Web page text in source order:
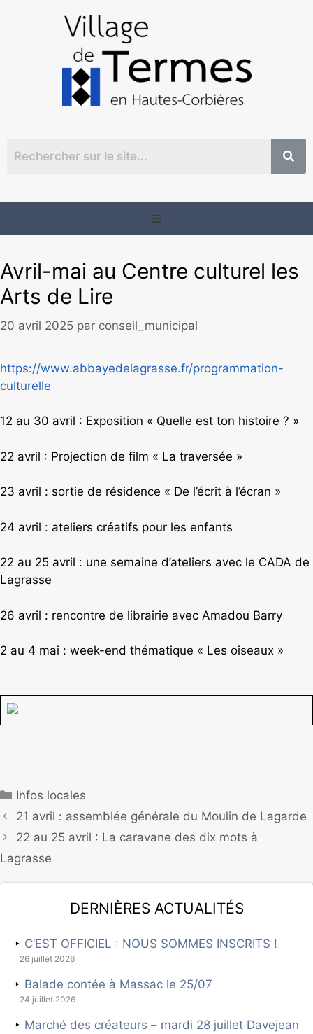
Avril-mai au Centre culturel les
Arts de Lire
20 avril 2025 par conseil_municipal
https://www.abbayedelagrasse.fr/programmation-
culturelle
12 au 30 avril : Exposition « Quelle est ton histoire ? »
22 avril : Projection de film « La traversée »
23 avril : sortie de résidence « De l’écrit à l’écran »
24 avril : ateliers créatifs pour les enfants
22 au 25 avril : une semaine d’ateliers avec le CADA de
Lagrasse
26 avril : rencontre de librairie avec Amadou Barry
2 au 4 mai : week-end thématique « Les oiseaux »
Infos locales
21 avril : assemblée générale du Moulin de Lagarde
22 au 25 avril : La caravane des dix mots à
Lagrasse
Dernières actualités
C’EST OFFICIEL : NOUS SOMMES INSCRITS !
26 juillet 2026
Balade contée à Massac le 25/07
24 juillet 2026
Marché des créateurs – mardi 28 juillet Davejean